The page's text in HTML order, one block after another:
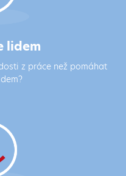
lidem
z práce než pomáhat